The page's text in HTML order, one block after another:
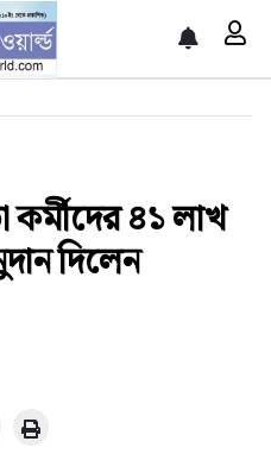
কর্মীদের ৪১ লাখ
দিলেন